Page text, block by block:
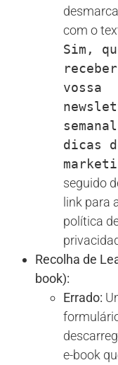
com o
Sim,
vossa
dicas
seguido
link para
política
Recolha de
book):
Errado:
e-book